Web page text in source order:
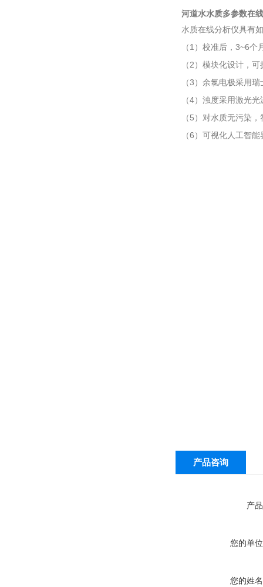
河道水水质多参数在
水质在线分析仪具有
（1）校准后，3~6
（2）模块化设计，
（3）余氯电极采用
（4）浊度采用激光
（5）对水质无污染
（6）可视化人工智
产品咨询
产
您的单
您的姓